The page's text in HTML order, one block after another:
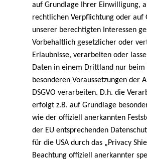
auf Grundlage Ihrer Einwilligung,
rechtlichen Verpflichtung oder auf
unserer berechtigten Interessen
Vorbehaltlich gesetzlicher oder
Erlaubnisse, verarbeiten oder
Daten in einem Drittland nur beim
besonderen Voraussetzungen der
DSGVO verarbeiten. D.h. die
erfolgt z.B. auf Grundlage
wie der offiziell anerkannten
der EU entsprechenden
für die USA durch das „Privacy
Beachtung offiziell anerkannter